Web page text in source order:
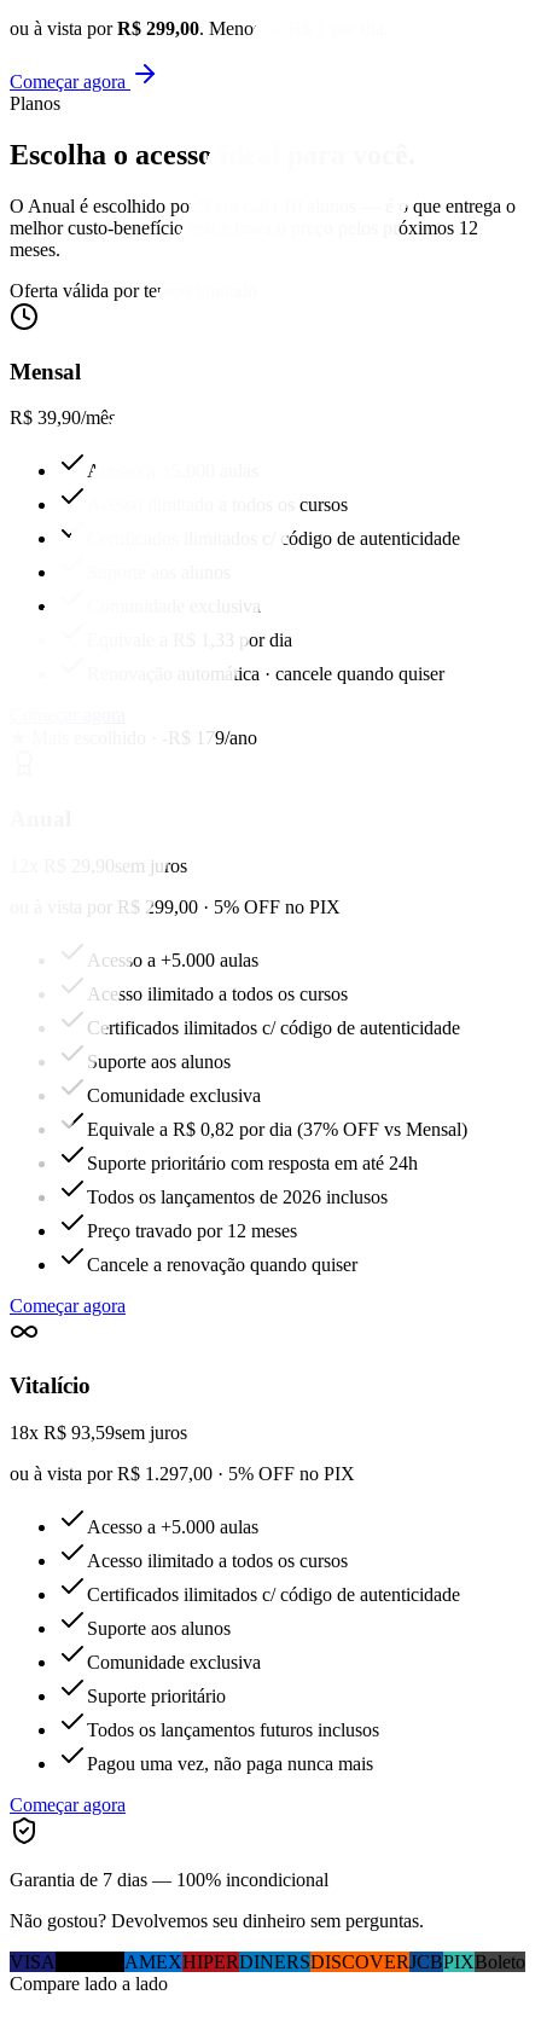
ou à vista porR$ 299,00. Menos de R$ 1 por dia.
Começar agora
Planos
Escolha o acesso
O Anual é escolhido por 9 em cada 10 alunos — é o que entrega o
melhor custo-benefício real e trava o preço pelos próximos 12
meses.
Oferta válida por tempo limitado
Mensal
R$ 39,90/mês
Acesso a +5.000 aulas
Acesso ilimitado a todos os cursos
Certificados ilimitados c/ código de autenticidade
Comunidade exclusiva
Equivale a R$ 1,33 por dia
Renovação automática · cancele quando quiser
★ Mais escolhido · -R$ 179/ano
12x R$ 29,90sem juros
ou à vista por R$ 299,00 · 5% OFF no PIX
Acesso a +5.000 aulas
Acesso ilimitado a todos os cursos
Certificados ilimitados c/ código de autenticidade
Suporte aos alunos
Comunidade exclusiva
Equivale a R$ 0,82 por dia (37% OFF vs Mensal)
Suporte prioritário com resposta em até 24h
Todos os lançamentos de 2026 inclusos
Preço travado por 12 meses
Cancele a renovação quando quiser
Começar agora
Vitalício
18x R$ 93,59sem juros
ou à vista por R$ 1.297,00 · 5% OFF no PIX
Acesso a +5.000 aulas
Acesso ilimitado a todos os cursos
Certificados ilimitados c/ código de autenticidade
Suporte aos alunos
Comunidade exclusiva
Suporte prioritário
Todos os lançamentos futuros inclusos
Pagou uma vez, não paga nunca mais
Começar agora
Garantia de 7 dias — 100% incondicional
Não gostou? Devolvemos seu dinheiro sem perguntas.
VISA
AMEXHIPERDINERSDISCOVERJCBPIXBoleto
Compare lado a lado